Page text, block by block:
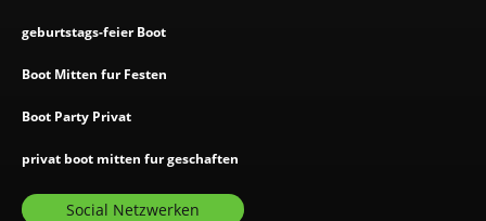
geburtstags-feier Boot
Boot Mitten fur Festen
Boot Party Privat
privat boot mitten fur geschaften
Social Netzwerken